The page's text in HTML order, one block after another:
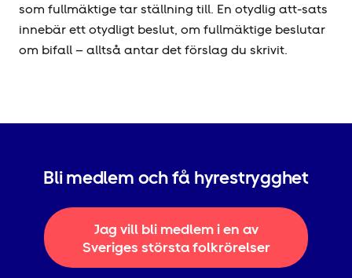
som fullmäktige tar ställning till. En otydlig att-sats
innebär ett otydligt beslut, om fullmäktige beslutar
om bifall – alltså antar det förslag du skrivit.
Bli medlem och få hyrestrygghet
Jag vill bli medlem i en av
Sveriges största folkrörelser